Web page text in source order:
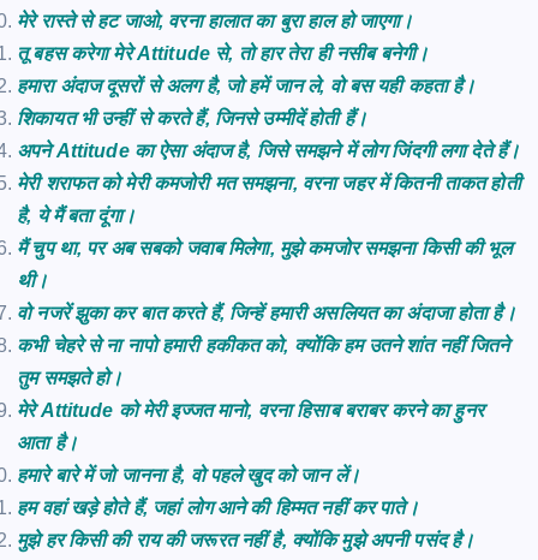
मेरे रास्ते से हट जाओ, वरना हालात का बुरा हाल हो जाएगा।
तू बहस करेगा मेरे Attitude से, तो हार तेरा ही नसीब बनेगी।
हमारा अंदाज दूसरों से अलग है, जो हमें जान ले, वो बस यही कहता है।
शिकायत भी उन्हीं से करते हैं, जिनसे उम्मीदें होती हैं।
अपने Attitude का ऐसा अंदाज है, जिसे समझने में लोग जिंदगी लगा देते हैं।
मेरी शराफत को मेरी कमजोरी मत समझना, वरना जहर में कितनी ताकत होती
है, ये मैं बता दूंगा।
मैं चुप था, पर अब सबको जवाब मिलेगा, मुझे कमजोर समझना किसी की भूल
थी।
वो नजरें झुका कर बात करते हैं, जिन्हें हमारी असलियत का अंदाजा होता है।
कभी चेहरे से ना नापो हमारी हकीकत को, क्योंकि हम उतने शांत नहीं जितने
तुम समझते हो।
मेरे Attitude को मेरी इज्जत मानो, वरना हिसाब बराबर करने का हुनर
आता है।
हमारे बारे में जो जानना है, वो पहले खुद को जान लें।
हम वहां खड़े होते हैं, जहां लोग आने की हिम्मत नहीं कर पाते।
मुझे हर किसी की राय की जरूरत नहीं है, क्योंकि मुझे अपनी पसंद है।